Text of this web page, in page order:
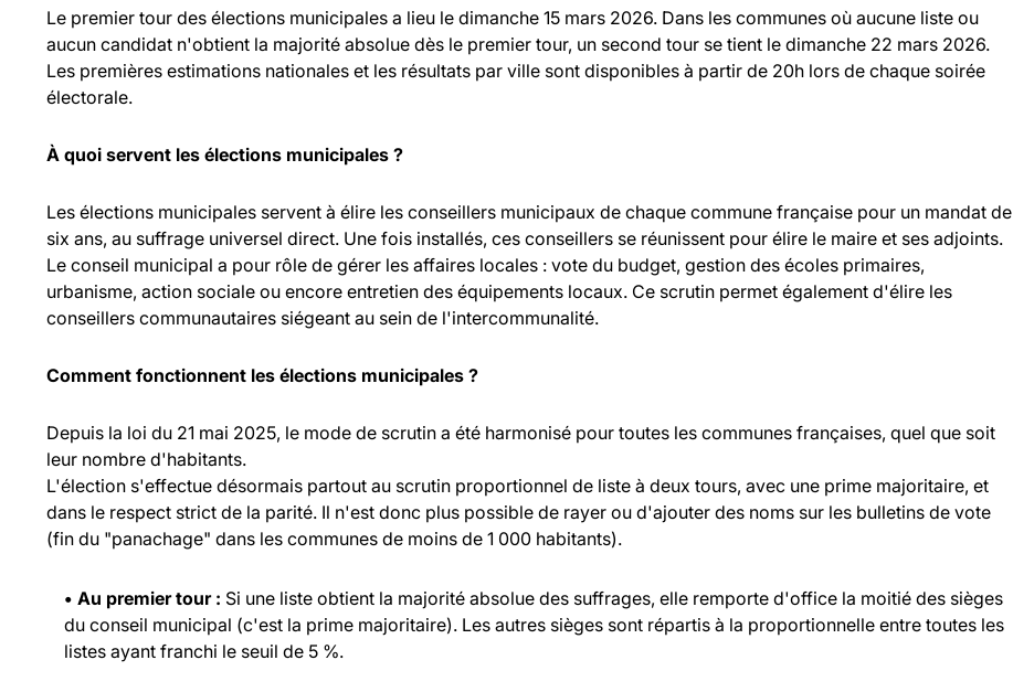
Le premier tour des élections municipales a lieu le dimanche 15 mars 2026. Dans les communes où aucune liste ou
aucun candidat n'obtient la majorité absolue dès le premier tour, un second tour se tient le dimanche 22 mars 2026.
Les premières estimations nationales et les résultats par ville sont disponibles à partir de 20h lors de chaque soirée
électorale.
À quoi servent les élections municipales ?
Les élections municipales servent à élire les conseillers municipaux de chaque commune française pour un mandat de
six ans, au suffrage universel direct. Une fois installés, ces conseillers se réunissent pour élire le maire et ses adjoints.
Le conseil municipal a pour rôle de gérer les affaires locales : vote du budget, gestion des écoles primaires,
urbanisme, action sociale ou encore entretien des équipements locaux. Ce scrutin permet également d'élire les
conseillers communautaires siégeant au sein de l'intercommunalité.
Comment fonctionnent les élections municipales ?
Depuis la loi du 21 mai 2025, le mode de scrutin a été harmonisé pour toutes les communes françaises, quel que soit
leur nombre d'habitants.
L'élection s'effectue désormais partout au scrutin proportionnel de liste à deux tours, avec une prime majoritaire, et
dans le respect strict de la parité. Il n'est donc plus possible de rayer ou d'ajouter des noms sur les bulletins de vote
(fin du "panachage" dans les communes de moins de 1 000 habitants).
• Au premier tour : Si une liste obtient la majorité absolue des suffrages, elle remporte d'office la moitié des sièges
du conseil municipal (c'est la prime majoritaire). Les autres sièges sont répartis à la proportionnelle entre toutes les
listes ayant franchi le seuil de 5 %.